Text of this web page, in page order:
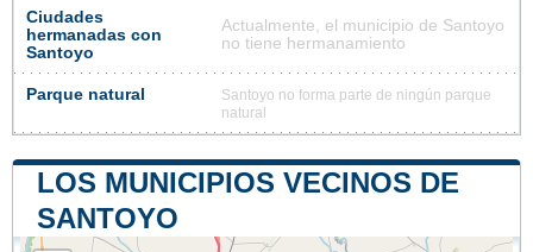
Ciudades
hermanadas con
Santoyo
Actualmente, el municipio de Santoyo
no tiene hermanamiento
Parque natural
Santoyo no forma parte de ningún parque
natural
LOS MUNICIPIOS VECINOS DE
SANTOYO